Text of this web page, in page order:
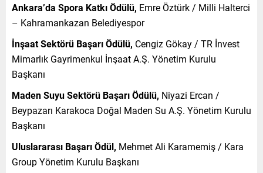
Ankara’da Spora Katkı Ödülü, Emre Öztürk / Milli Halterci
– Kahramankazan Belediyespor
İnşaat Sektörü Başarı Ödülü, Cengiz Gökay / TR İnvest
Mimarlık Gayrimenkul İnşaat A.Ş. Yönetim Kurulu
Başkanı
Maden Suyu Sektörü Başarı Ödülü, Niyazi Ercan /
Beypazarı Karakoca Doğal Maden Su A.Ş. Yönetim Kurulu
Başkanı
Uluslararası Başarı Ödül, Mehmet Ali Karamemiş / Kara
Group Yönetim Kurulu Başkanı